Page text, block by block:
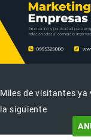
Miles de visitantes ya
la siguiente